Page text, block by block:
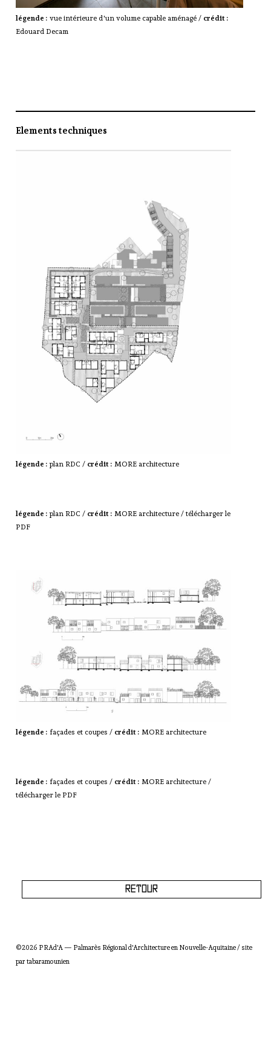
légende : vue intérieure d'un volume capable aménagé / crédit :
Edouard Decam
Elements techniques
légende : plan RDC / crédit : MORE architecture
légende : plan RDC / crédit : MORE architecture /télécharger le
PDF
légende : façades et coupes / crédit : MORE architecture
légende : façades et coupes / crédit : MORE architecture /
télécharger le PDF
Retour
©2026 PRAd'A — Palmarès Régional d'Architecture en Nouvelle-Aquitaine / site
partabaramounien